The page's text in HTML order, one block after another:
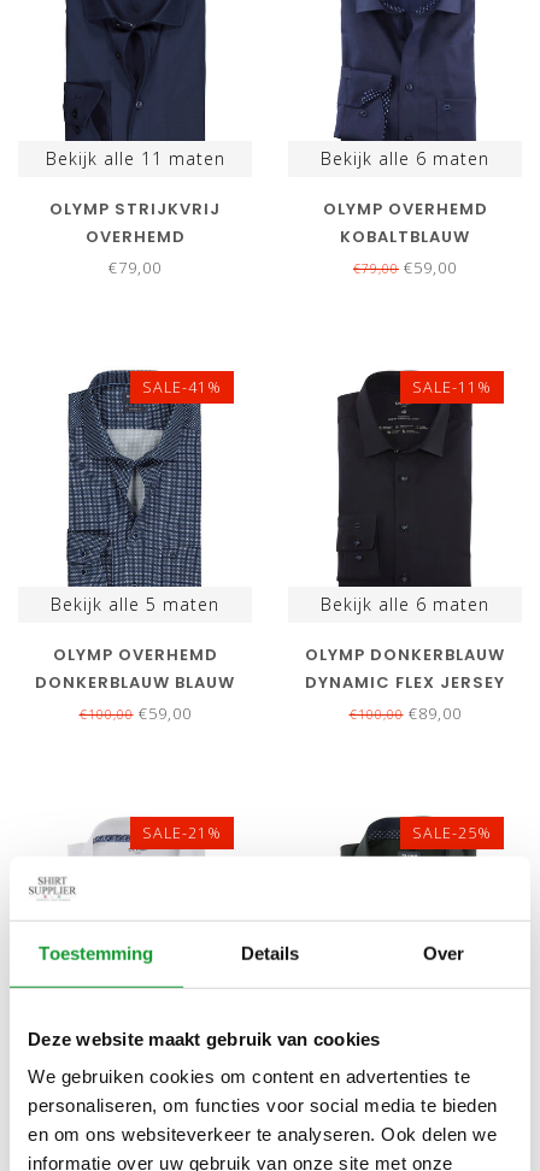
Toestemming Details Over
Deze website maakt gebruik van cookies
We gebruiken cookies om content en advertenties te
personaliseren, om functies voor social media te bieden
en om ons websiteverkeer te analyseren. Ook delen we
informatie over uw gebruik van onze site met onze
Bekijk alle 11 maten
OLYMP STRIJKVRIJ
OVERHEMD
DONKERBLAUW STRETCH
€79,00
Bekijk alle 6 maten
OLYMP OVERHEMD
KOBALTBLAUW
STRUCTUUR STRIJKVRIJ
€79,00 €59,00
SALE-41%
Bekijk alle 5 maten
OLYMP OVERHEMD
DONKERBLAUW BLAUW
WIT PRINT MOUWLENGTE
€100,00€59,00
SALE-11%
Bekijk alle 6 maten
OLYMP DONKERBLAUW
DYNAMIC FLEX JERSEY
MOUWLENGTE 7
€100,00€89,00
SALE-21%
Bekijk alle 6maten
OLYMP STRIJKVRIJ
OVERHEMD WIT STRETCH
MOUWLENGTE 7
€100,00€79,00
SALE-25%
Bekijk alle
OLYMP OVERHEMD
DONKERGROEN
STRUCTUUR STRIJKVRIJ
€79,00€59,00